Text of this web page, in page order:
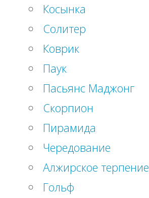
Косынка
Солитер
Коврик
Паук
Пасьянс Маджонг
Скорпион
Пирамида
Чередование
Алжирское терпение
Гольф